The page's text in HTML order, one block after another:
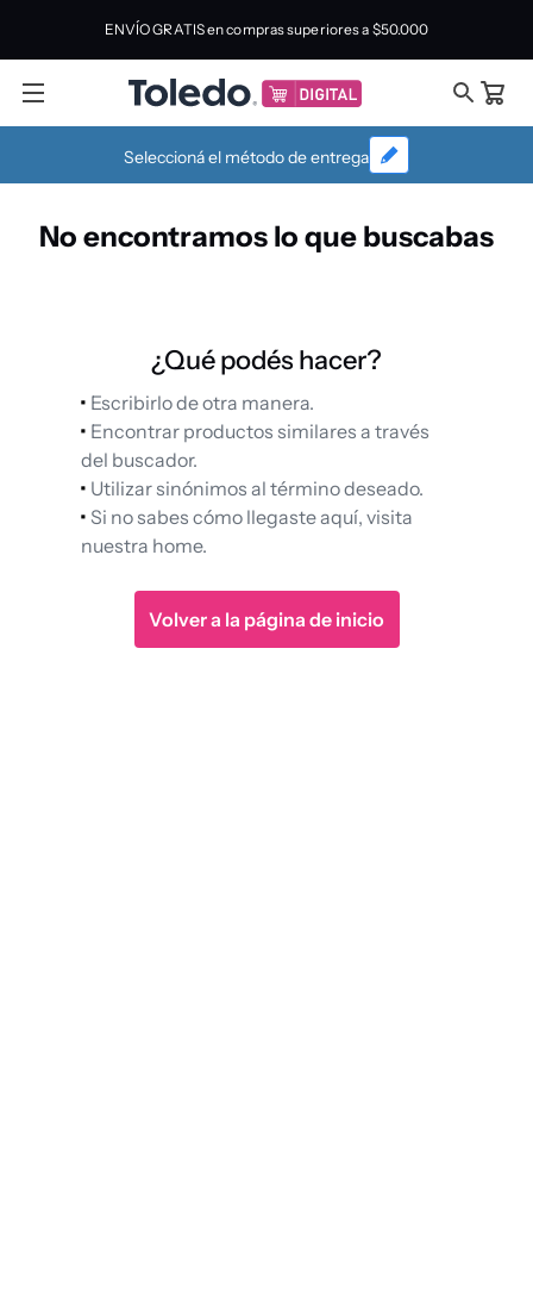
ENVÍO GRATIS en compras superiores a $50.000
Seleccioná el método de entrega
No encontramos lo que buscabas
¿Qué podés hacer?
Escribirlo de otra manera.
Encontrar productos similares a través
del buscador.
Utilizar sinónimos al término deseado.
Si no sabes cómo llegaste aquí, visita
nuestra home.
Volver a la página de inicio